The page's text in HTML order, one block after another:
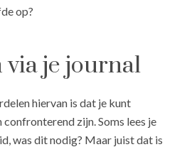
op?
via je journal
hiervan is dat je kunt
confronterend zijn. Soms lees je
was dit nodig? Maar juist dat is